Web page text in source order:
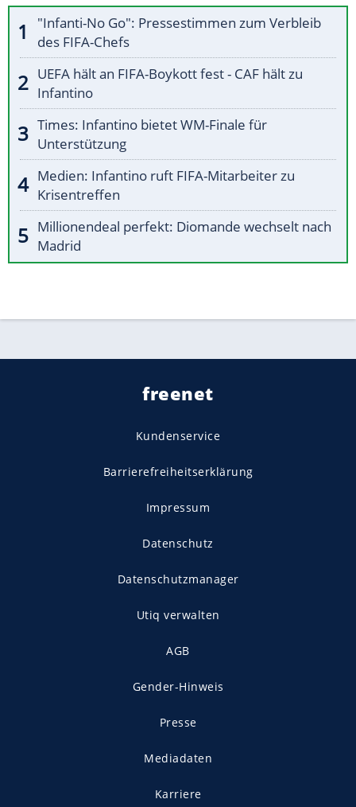
"Infanti-No Go": Pressestimmen zum Verbleib
des FIFA-Chefs
UEFA hält an FIFA-Boykott fest - CAF hält zu
Infantino
Times: Infantino bietet WM-Finale für
Unterstützung
Medien: Infantino ruft FIFA-Mitarbeiter zu
Krisentreffen
Millionendeal perfekt: Diomande wechselt nach
Madrid
freenet
Kundenservice
Barrierefreiheitserklärung
Impressum
Datenschutz
Datenschutzmanager
Utiq verwalten
AGB
Gender-Hinweis
Presse
Mediadaten
Karriere